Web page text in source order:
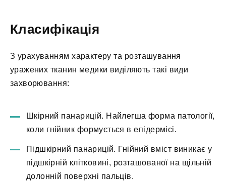
Класифікація
З урахуванням характеру та розташування
уражених тканин медики виділяють такі види
захворювання:
Шкірний панарицій. Найлегша форма патології,
коли гнійник формується в епідермісі.
Підшкірний панарицій. Гнійний вміст виникає у
підшкірній клітковині, розташованої на щільній
долонній поверхні пальців.